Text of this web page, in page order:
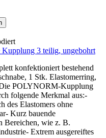
3 teilig, ungebohrt
konfektioniert bestehend
1 Stk. Elastomerring,
POLYNORM-Kupplung
folgende Merkmal aus:-
des Elastomers ohne
Kurz bauende
Bereichen, wie z. B.
Extrem ausgereiftes